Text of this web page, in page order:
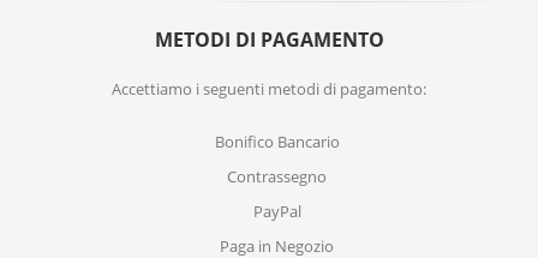
METODI DI PAGAMENTO
Accettiamo i seguenti metodi di pagamento:
Bonifico Bancario
Contrassegno
PayPal
Paga in Negozio